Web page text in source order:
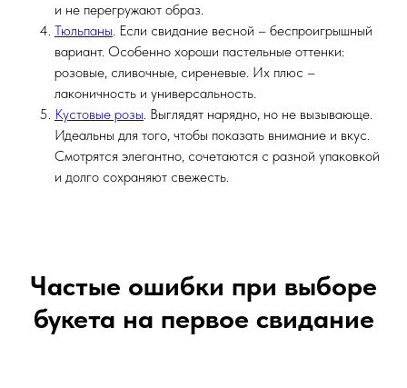
и не перегружают образ.
Тюльпаны. Если свидание весной – беспроигрышный
вариант. Особенно хороши пастельные оттенки:
розовые, сливочные, сиреневые. Их плюс –
лаконичность и универсальность.
Кустовые розы. Выглядят нарядно, но не вызывающе.
Идеальны для того, чтобы показать внимание и вкус.
Смотрятся элегантно, сочетаются с разной упаковкой
и долго сохраняют свежесть.
Частые ошибки при выборе
букета на первое свидание